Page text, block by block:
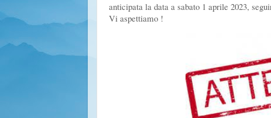
anticipata la data a sabato 1 aprile 2023,
Vi aspettiamo !